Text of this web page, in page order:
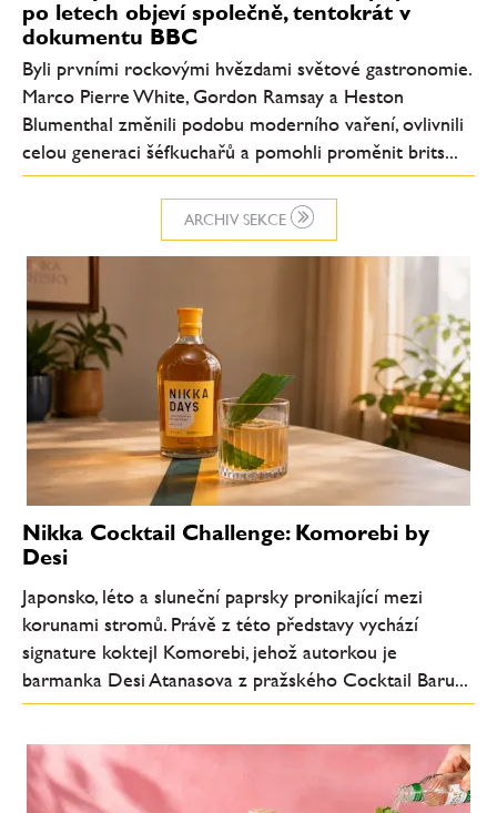
ARCHIV SEKCE
po letech objeví společně, tentokrát v
dokumentu BBC
Byli prvními rockovými hvězdami světové gastronomie.
Marco Pierre White, Gordon Ramsay a Heston
Blumenthal změnili podobu moderního vaření, ovlivnili
celou generaci šéfkuchařů a pomohli proměnit brits...
Nikka Cocktail Challenge: Komorebi by
Desi
Japonsko, léto a sluneční paprsky pronikající mezi
korunami stromů. Právě z této představy vychází
signature koktejl Komorebi, jehož autorkou je
barmanka Desi Atanasova z pražského Cocktail Baru...